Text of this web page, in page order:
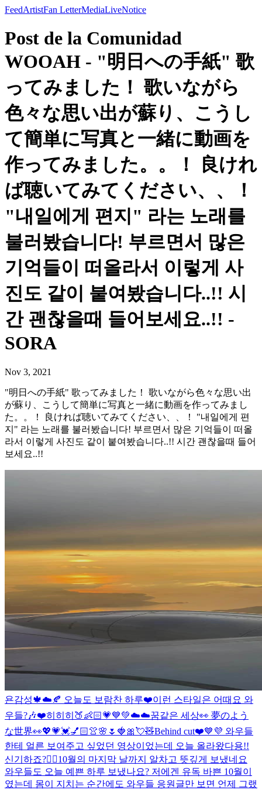
FeedArtistFan LetterMediaLiveNotice
Post de la Comunidad
WOOAH - "明日への手紙" 歌
ってみました！ 歌いながら
色々な思い出が蘇り、こうし
て簡単に写真と一緒に動画を
作ってみました。。！ 良けれ
ば聴いてみてください、、！
"내일에게 편지" 라는 노래를
불러봤습니다! 부르면서 많은
기억들이 떠올라서 이렇게 사
진도 같이 붙여봤습니다..!! 시
간 괜찮을때 들어보세요..!! -
SORA
Nov 3, 2021
"明日への手紙" 歌ってみました！ 歌いながら色々な思い出
が蘇り、こうして簡単に写真と一緒に動画を作ってみまし
た。。！ 良ければ聴いてみてください、、！ "내일에게 편
지" 라는 노래를 불러봤습니다! 부르면서 많은 기억들이 떠올
라서 이렇게 사진도 같이 붙여봤습니다..!! 시간 괜찮을때 들어
보세요..!!
욘감성🍁☁️🍂 오늘도 보람찬 하루❤️이런 스타일은 어때요 와
우들?🎶❤️히히히🍑👶🏻💗💙💚☁️☁️꿈같은 세상👀 夢のよう
な世界👀💖💗💓💅🏻👚🌸🌷🍓🎀💘🧸Behind cut❤️💙💜 와우들
한테 얼른 보여주고 싶었던 영상이었는데 오늘 올라왔다용!!
신기하죠?👍🏻10월의 마지막 날까지 알차고 뜻깊게 보냈네요
와우들도 오늘 예쁜 하루 보냈나요? 저에겐 유독 바쁜 10월이
였는데 몸이 지치는 순간에도 와우들 응원글만 보면 언제 그랬